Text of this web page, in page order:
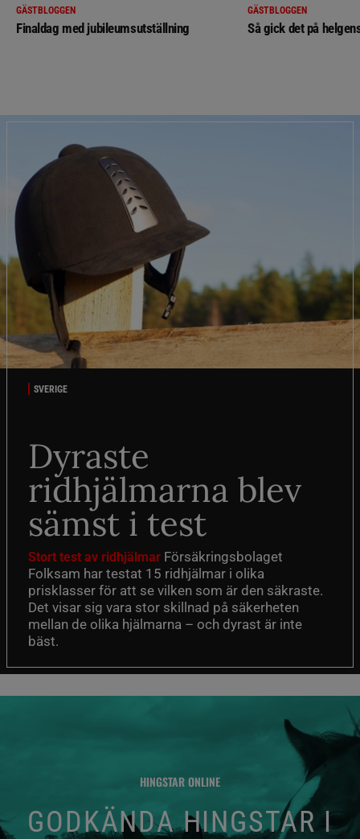
GÄSTBLOGGEN
Finaldag med jubileumsutställning
GÄSTBLOGGEN
Så gick det på
SVERIGE
Dyraste
ridhjälmarna blev
sämst i test
Stort test av ridhjälmar Försäkringsbolaget
Folksam har testat 15 ridhjälmar i olika
prisklasser för att se vilken som är den säkraste.
Det visar sig vara stor skillnad på säkerheten
mellan de olika hjälmarna – och dyrast är inte
bäst.
HINGSTAR ONLINE
GODKÄNDA HINGSTAR I